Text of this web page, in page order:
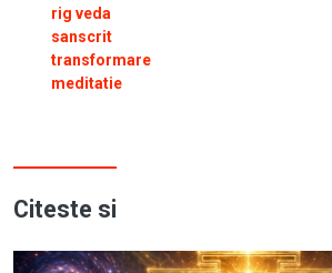
rig veda
sanscrit
transformare
meditatie
Citeste si